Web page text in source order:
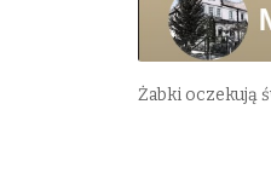
Żabki oczekują